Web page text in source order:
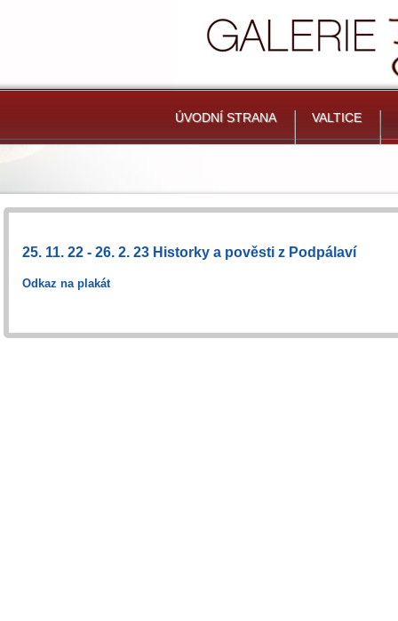
ÚVODNÍ STRANA VALTICE
25. 11. 22 - 26. 2. 23 Historky a pověsti z Podpálaví
Odkaz na plakát